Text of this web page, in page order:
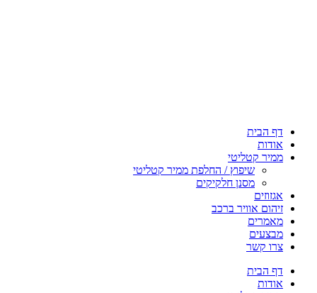
דף הבית
אודות
ממיר קטליטי
שיפוץ / החלפת ממיר קטליטי
מסנן חלקיקים
אגזוזים
זיהום אוויר ברכב
מאמרים
מבצעים
צרו קשר
דף הבית
אודות